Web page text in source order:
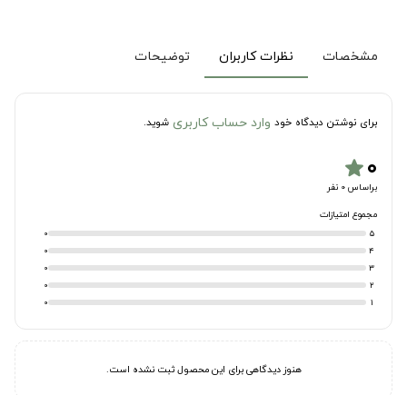
مشخصات نظرات کاربران توضیحات
برای نوشتن دیدگاه خود وارد حساب کاربری شوید.
۰star
براساس 0 نفر
مجموع امتیازات
5
0
4
0
3
0
2
0
1
0
هنوز دیدگاهی برای این محصول ثبت نشده است.